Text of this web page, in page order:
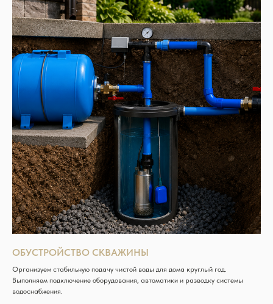
ОБУСТРОЙСТВО СКВАЖИНЫ
Организуем стабильную подачу чистой воды для дома круглый год.
Выполняем подключение оборудования, автоматики и разводку системы
водоснабжения.